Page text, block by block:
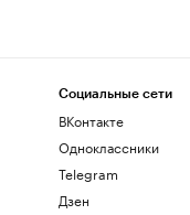
Социальные сети
ВКонтакте
Одноклассники
Telegram
Дзен